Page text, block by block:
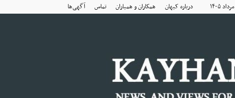
درباره کیهان همکاران و همیاران تماس آگهی‌ها